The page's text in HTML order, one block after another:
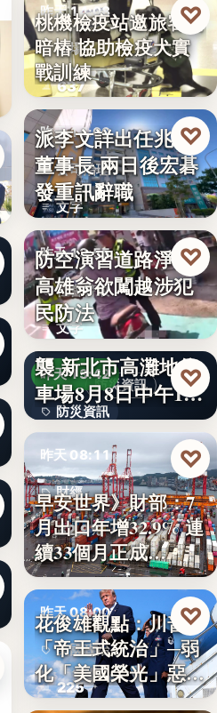
昨天 14:08
機場
637
桃機檢疫站邀旅客當
暗樁 協助檢疫犬實
戰訓練
♡
昨天 14:00
公司治理
文字
派李文詳出任兆基
董事長 兩日後宏碁
發重訊辭職
♡
昨天 13:55
社會警政
文字
防空演習道路淨空
高雄翁欲闖越涉犯
民防法
♡
防災資訊
昨天 13:42
防災資訊
文字
因應白海豚颱風來
襲 新北市高灘地停
車場8月8日中午12
時…
♡
昨天 08:11
財經
32.9%
早安世界》財部：7
月出口年增32.9% 連
續33個月正成…
♡
昨天 08:00
美國政治
225
花俊雄觀點：川普
「帝王式統治」─弱
化「美國榮光」惡化
「民…
♡